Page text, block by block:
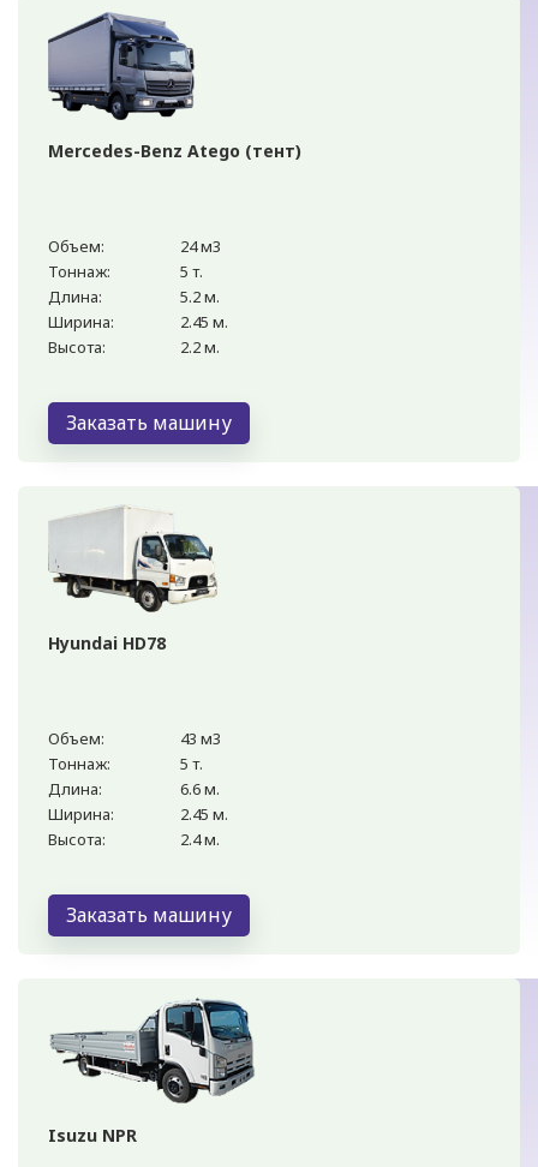
Mercedes-Benz Atego (тент)
Объем:
24 м3
Тоннаж:
5 т.
Длина:
5.2 м.
Ширина:
2.45 м.
Высота:
2.2 м.
Заказать машину
Hyundai HD78
Объем:
43 м3
Тоннаж:
5 т.
Длина:
6.6 м.
Ширина:
2.45 м.
Высота:
2.4 м.
Заказать машину
Isuzu NPR